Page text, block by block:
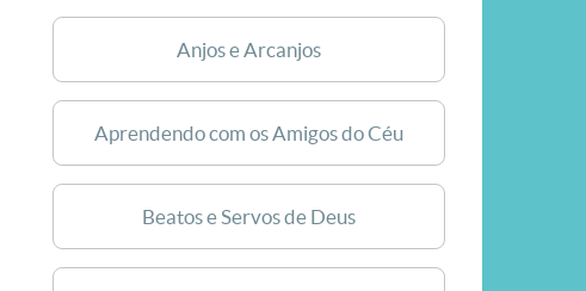
Anjos e Arcanjos
Aprendendo com os Amigos do Céu
Beatos e Servos de Deus